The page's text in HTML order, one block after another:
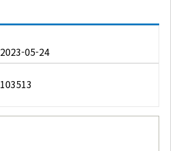
2023-05-24
103513